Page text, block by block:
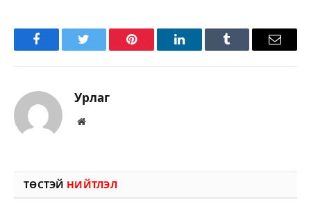
FacebookTwitter Pinterest LinkedInTumblr Имэйл
Урлаг
Вэбсайт
ТӨСТЭЙ НИЙТЛЭЛ